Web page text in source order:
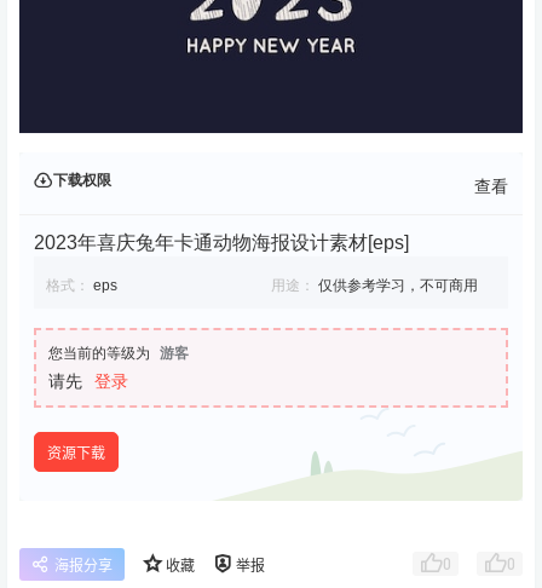
下载权限 查看
2023年喜庆兔年卡通动物海报设计素材[eps]
格式： eps 用途： 仅供参考学习，不可商用
您当前的等级为 游客
请先 登录
资源下载
海报分享 收藏 举报 0 0